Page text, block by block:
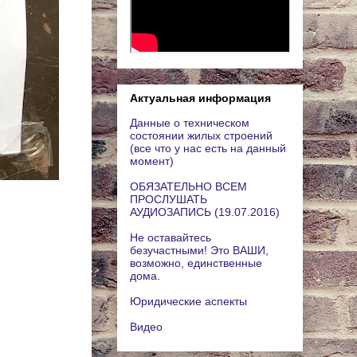
Актуальная информация
Данные о техническом
состоянии жилых строений
(все что у нас есть на данный
момент)
ОБЯЗАТЕЛЬНО ВСЕМ
ПРОСЛУШАТЬ
АУДИОЗАПИСЬ (19.07.2016)
Не оставайтесь
безучастными! Это ВАШИ,
возможно, единственные
дома.
Юридические аспекты
Видео